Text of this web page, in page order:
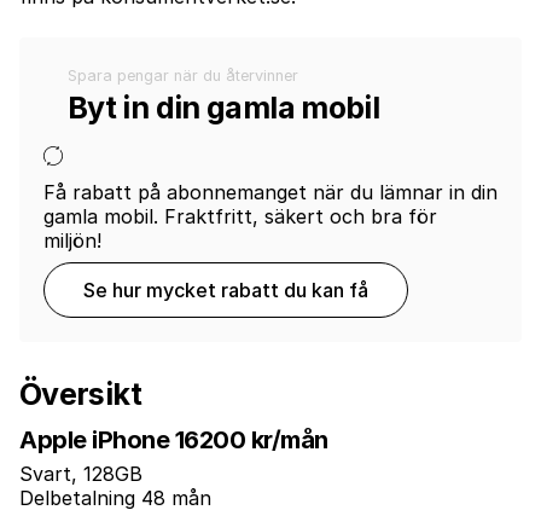
Spara pengar när du återvinner
Byt in din gamla mobil
Få rabatt på abonnemanget när du lämnar in din
gamla mobil. Fraktfritt, säkert och bra för
miljön!
Se hur mycket rabatt du kan få
Översikt
Apple iPhone 16200 kr/mån
Svart, 128GB
Delbetalning 48 mån